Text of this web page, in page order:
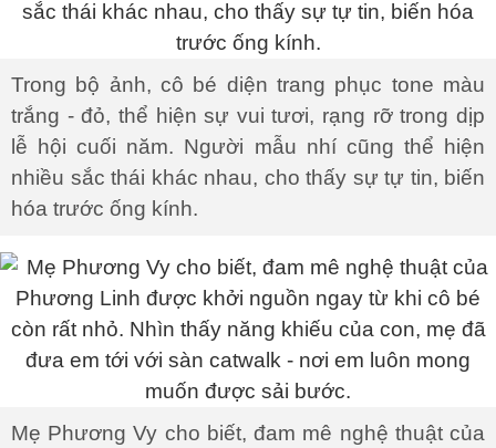
Trong bộ ảnh, cô bé diện trang phục tone màu
trắng - đỏ, thể hiện sự vui tươi, rạng rỡ trong dịp
lễ hội cuối năm. Người mẫu nhí cũng thể hiện
nhiều sắc thái khác nhau, cho thấy sự tự tin, biến
hóa trước ống kính.
Mẹ Phương Vy cho biết, đam mê nghệ thuật của